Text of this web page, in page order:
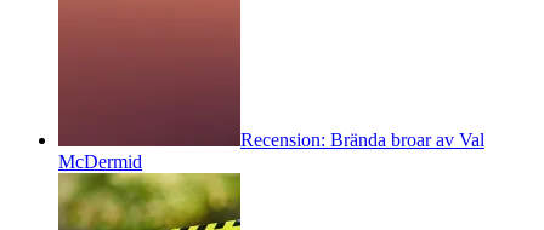
Recension: Brända broar av Val
McDermid